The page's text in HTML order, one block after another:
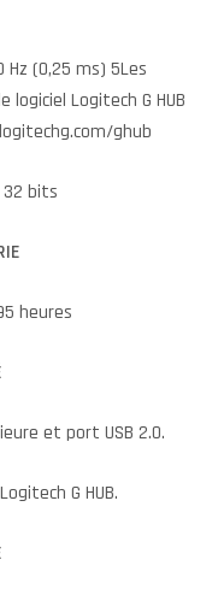
(0,25 ms) 5Les
Logitech G HUB
ghub
32 bits
heures
et port USB 2.0.
G HUB.